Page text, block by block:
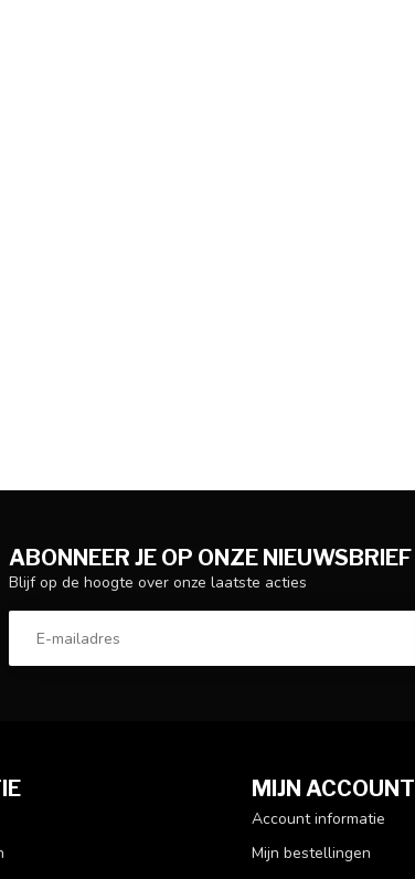
ABONNEER JE OP ONZE NIEUWSBRIEF
Blijf op de hoogte over onze laatste acties
MIJN ACCOUNT
Account informatie
Mijn bestellingen